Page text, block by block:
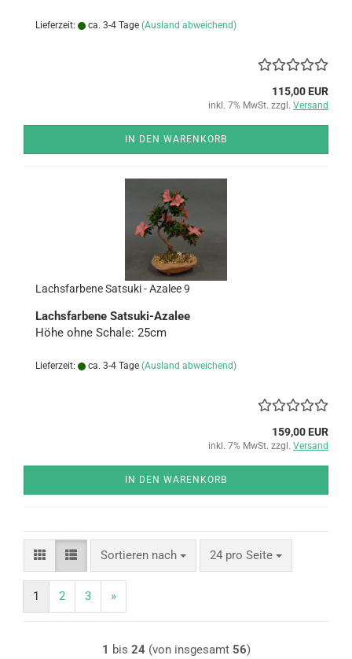
Lieferzeit: ca. 3-4 Tage (Ausland abweichend)
115,00 EUR
inkl. 7% MwSt. zzgl. Versand
IN DEN WARENKORB
Lachs­far­be­ne Sa­ts­uki - Aza­lee 9
Lachs­far­be­ne Satsuki-​Azalee
Höhe ohne Scha­le: 25cm
Lieferzeit: ca. 3-4 Tage (Ausland abweichend)
159,00 EUR
inkl. 7% MwSt. zzgl. Versand
IN DEN WARENKORB
Sortieren nach
Sortieren nach 24 pro Seite
pro Seite
1 2 3 »
1 bis 24(von insgesamt 56)